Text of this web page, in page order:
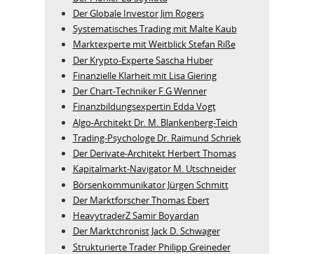
Der Globale Investor Jim Rogers
Systematisches Trading mit Malte Kaub
Marktexperte mit Weitblick Stefan Riße
Der Krypto-Experte Sascha Huber
Finanzielle Klarheit mit Lisa Giering
Der Chart-Techniker F.G Wenner
Finanzbildungsexpertin Edda Vogt
Algo‑Architekt Dr. M. Blankenberg‑Teich
Trading-Psychologe Dr. Raimund Schriek
Der Derivate‑Architekt Herbert Thomas
Kapitalmarkt-Navigator M. Utschneider
Börsenkommunikator Jürgen Schmitt
Der Marktforscher Thomas Ebert
HeavytraderZ Samir Boyardan
Der Marktchronist Jack D. Schwager
Strukturierte Trader Philipp Greineder